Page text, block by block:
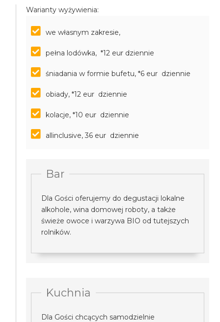
Warianty wyżywienia:
we własnym zakresie,
pełna lodówka, *12 eur dziennie
śniadania w formie bufetu, *6 eur dziennie
obiady, *12 eur dziennie
kolacje, *10 eur dziennie
allinclusive, 36 eur dziennie
Bar
Dla Gości oferujemy do degustacji lokalne
alkohole, wina domowej roboty, a także
świeże owoce i warzywa BIO od tutejszych
rolników.
Kuchnia
Dla Gości chcących samodzielnie